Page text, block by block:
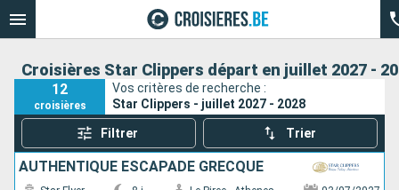
Croisières Star Clippers départ en juillet 2027 -
12
croisières
Vos critères de recherche :
Star Clippers - juillet 2027 - 2028
Filtrer Trier
AUTHENTIQUE ESCAPADE GRECQUE